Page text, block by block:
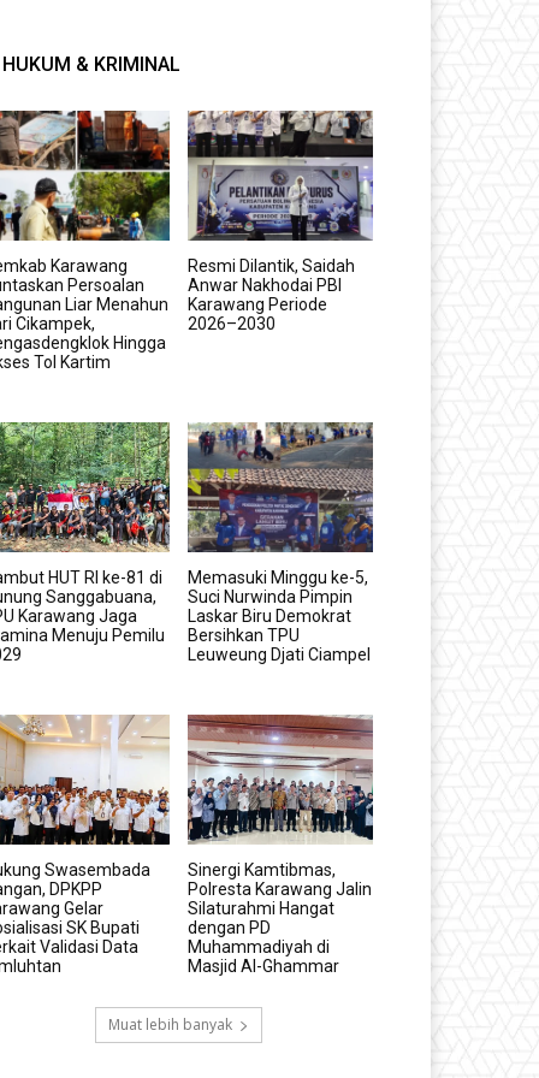
HUKUM & KRIMINAL
Karawang
Persoalan
Liar Menahun
Cikampek,
Hingga
Tol Kartim
Resmi Dilantik, Saidah
Anwar Nakhodai PBI
Karawang Periode
2026–2030
HUT RI ke-81 di
Sanggabuana,
Karawang Jaga
Menuju Pemilu
Memasuki Minggu ke-5,
Suci Nurwinda Pimpin
Laskar Biru Demokrat
Bersihkan TPU
Leuweung Djati Ciampel
Swasembada
DPKPP
Gelar
SK Bupati
Validasi Data
Sinergi Kamtibmas,
Polresta Karawang Jalin
Silaturahmi Hangat
dengan PD
Muhammadiyah di
Masjid Al-Ghammar
Muat lebih banyak